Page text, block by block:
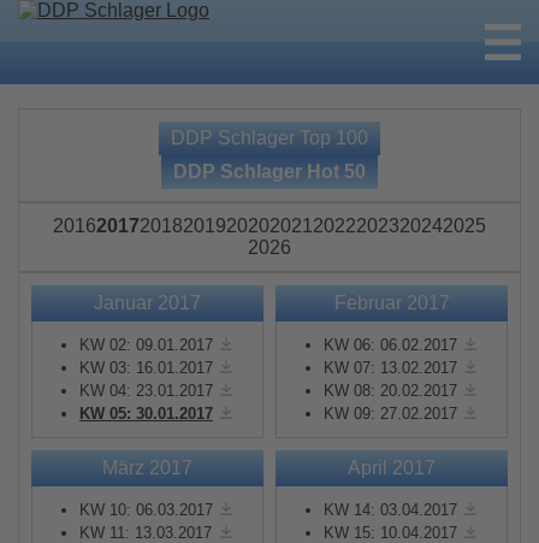
DDP Schlager Top 100
DDP Schlager Hot 50
201620172018201920202021 2022202320242025
2026
Januar 2017
KW 02: 09.01.2017
KW 03: 16.01.2017
KW 04: 23.01.2017
KW 05: 30.01.2017
Februar 2017
KW 06: 06.02.2017
KW 07: 13.02.2017
KW 08: 20.02.2017
KW 09: 27.02.2017
März 2017
KW 10: 06.03.2017
KW 11: 13.03.2017
April 2017
KW 14: 03.04.2017
KW 15: 10.04.2017